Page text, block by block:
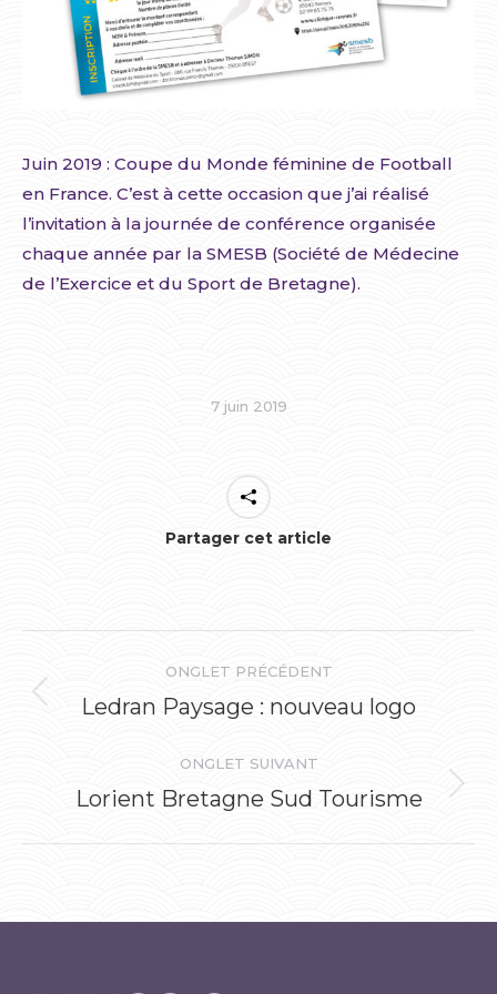
Juin 2019 : Coupe du Monde féminine de Football
en France. C’est à cette occasion que j’ai réalisé
l’invitation à la journée de conférence organisée
chaque année par la SMESB (Société de Médecine
de l’Exercice et du Sport de Bretagne).
7 juin 2019
Partager cet article
de
commentaire
ONGLET PRÉCÉDENT
Onglet
Ledran Paysage : nouveau logo
ONGLET SUIVANT
Onglet
Lorient Bretagne Sud Tourisme